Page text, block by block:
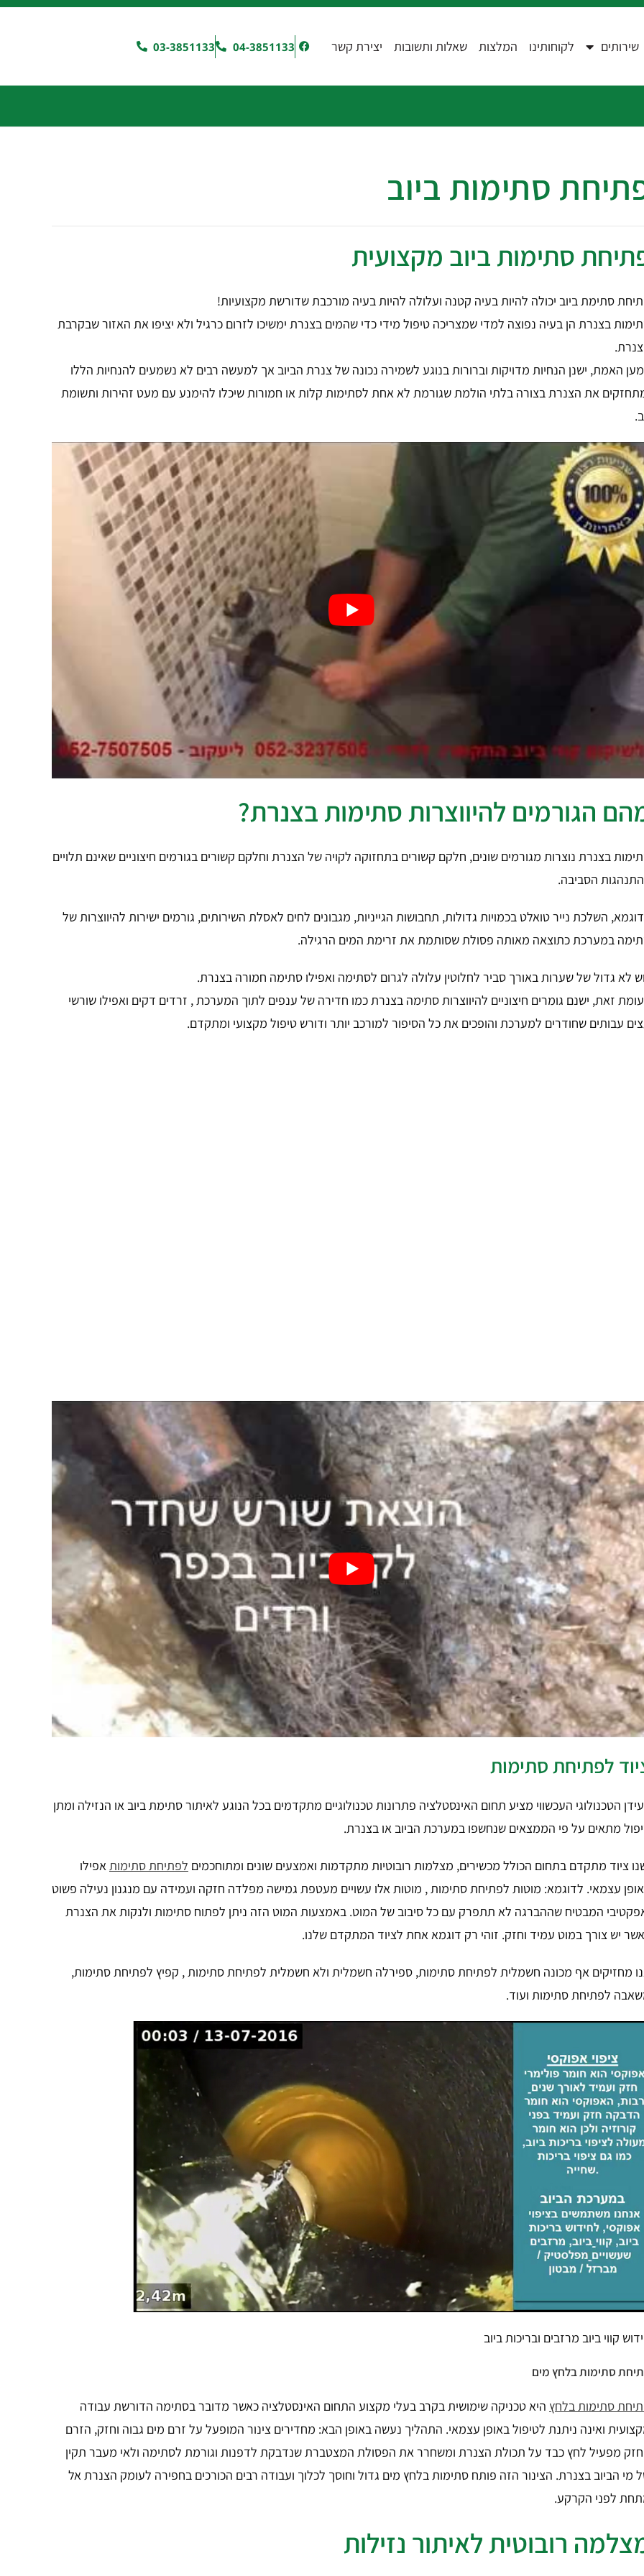
שירותים לקוחותינו המלצות שאלות ותשובות יצירת קשר 04-3851133
03-3851133
סתימות ביוב
סתימות ביוב מקצועית
סתימת ביוב יכולה להיות בעיה קטנה ועלולה להיות בעיה מורכבת שדורשת מקצועיות!
בצנרת הן בעיה נפוצה למדי שמצריכה טיפול מידי כדי שהמים בצנרת ימשיכו לזרום כרגיל ולא יציפו את האזור שבקרבת
האמת, ישנן הנחיות מדויקות וברורות בנוגע לשמירה נכונה של צנרת הביוב אך למעשה רבים לא נשמעים להנחיות הללו
את הצנרת בצורה בלתי הולמת שגורמת לא אחת לסתימות קלות או חמורות שיכלו להימנע עם מעט זהירות ותשומת
הגורמים להיווצרות סתימות בצנרת?
בצנרת נוצרות מגורמים שונים, חלקם קשורים בתחזוקה לקויה של הצנרת וחלקם קשורים בגורמים חיצוניים שאינם תלויים
הסביבה.
השלכת נייר טואלט בכמויות גדולות, תחבושות הגייניות, מגבונים לחים לאסלת השירותים, גורמים ישירות להיווצרות של
במערכת כתוצאה מאותה פסולת שסותמת את זרימת המים הרגילה.
לא גדול של שערות באורך סביר לחלוטין עלולה לגרום לסתימה ואפילו סתימה חמורה בצנרת.
זאת, ישנם גומרים חיצוניים להיווצרות סתימה בצנרת כמו חדירה של ענפים לתוך המערכת , זרדים דקים ואפילו שורשי
עבותים שחודרים למערכת והופכים את כל הסיפור למורכב יותר ודורש טיפול מקצועי ומתקדם.
לפתיחת סתימות
הטכנולוגי העכשווי מציע תחום האינסטלציה פתרונות טכנולוגיים מתקדמים בכל הנוגע לאיתור סתימת ביוב או הנזילה ומתן
מתאים על פי הממצאים שנחשפו במערכת הביוב או בצנרת.
ציוד מתקדם בתחום הכולל מכשירים, מצלמות רובוטיות מתקדמות ואמצעים שונים ומתוחכמים לפתיחת סתימותאפילו
עצמאי. לדוגמא: מוטות לפתיחת סתימות , מוטות אלו עשויים מעטפת גמישה מפלדה חזקה ועמידה עם מנגנון נעילה פשוט
המבטיח שההברגה לא תתפרק עם כל סיבוב של המוט. באמצעות המוט הזה ניתן לפתוח סתימות ולנקות את הצנרת
יש צורך במוט עמיד וחזק. זוהי רק דוגמא אחת לציוד המתקדם שלנו.
מחזיקים אף מכונה חשמלית לפתיחת סתימות, ספירלה חשמלית ולא חשמלית לפתיחת סתימות , קפיץ לפתיחת סתימות,
לפתיחת סתימות ועוד.
קווי ביוב מרזבים ובריכות ביוב
סתימות בלחץ מים
סתימות בלחץ היא טכניקה שימושית בקרב בעלי מקצוע התחום האינסטלציה כאשר מדובר בסתימה הדורשת עבודה
ואינה ניתנת לטיפול באופן עצמאי. התהליך נעשה באופן הבא: מחדירים צינור המופעל על זרם מים גבוה וחזק, הזרם
מפעיל לחץ כבד על תכולת הצנרת ומשחרר את הפסולת המצטברת שנדבקת לדפנות וגורמת לסתימה ולאי מעבר תקין
מי הביוב בצנרת. הצינור הזה פותח סתימות בלחץ מים גדול וחוסך לכלוך ועבודה רבים הכורכים בחפירה לעומק הצנרת אל
לפני הקרקע.
רובוטית לאיתור נזילות